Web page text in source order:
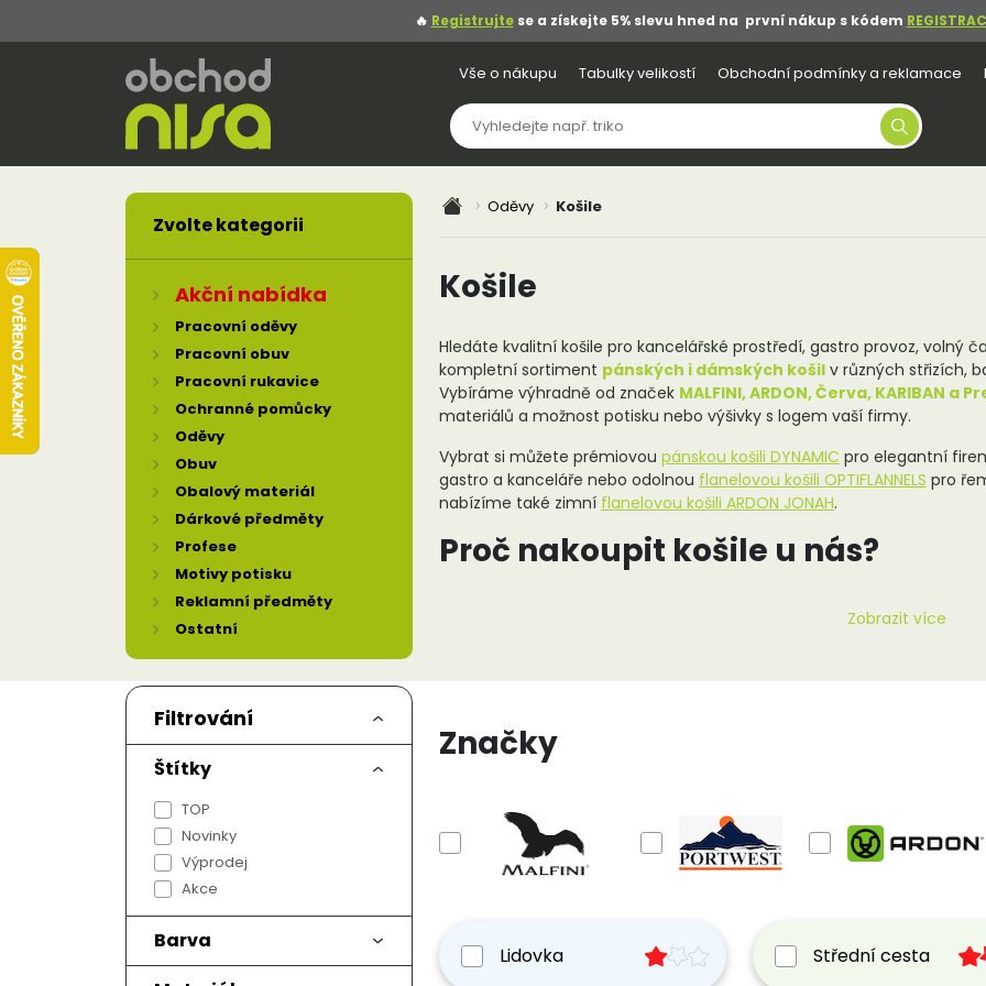
🔥 Registrujtese a získejte 5% slevu hned na první nákup s kódem
Vše o nákupu Tabulky velikostí Obchodní podmínky a reklamace
Oděvy Košile
Košile
Hledáte kvalitní košile pro kancelářské prostředí, gastro provoz, volný
kompletní sortiment pánských i dámských košil v různých střizích,
Vybíráme výhradně od značek MALFINI, ARDON, Červa, KARIBAN a
materiálů a možnost potisku nebo výšivky s logem vaší firmy.
Vybrat si můžete prémiovou pánskou košili DYNAMIC pro elegantní
gastro a kanceláře nebo odolnou flanelovou košili OPTIFLANNELS pro
nabízíme také zimní flanelovou košili ARDON JONAH.
Proč nakoupit košile u nás?
Naše košile jsou ideální volbou pro každého kdo hledá kvalitní oblečení
Co najdete v naší nabídce košil?
Flanelová košile OPTIFLANNELS
Dostupná v 6 barvách včetně zelené a světle modré
Značky
Lidovka Střední cesta
Zvolte kategorii
Akční nabídka
Pracovní oděvy
Pracovní obuv
Pracovní rukavice
Ochranné pomůcky
Oděvy
Obuv
Obalový materiál
Dárkové předměty
Profese
Motivy potisku
Reklamní předměty
Ostatní
Filtrování
Štítky
TOP
Novinky
Výprodej
Akce
Barva